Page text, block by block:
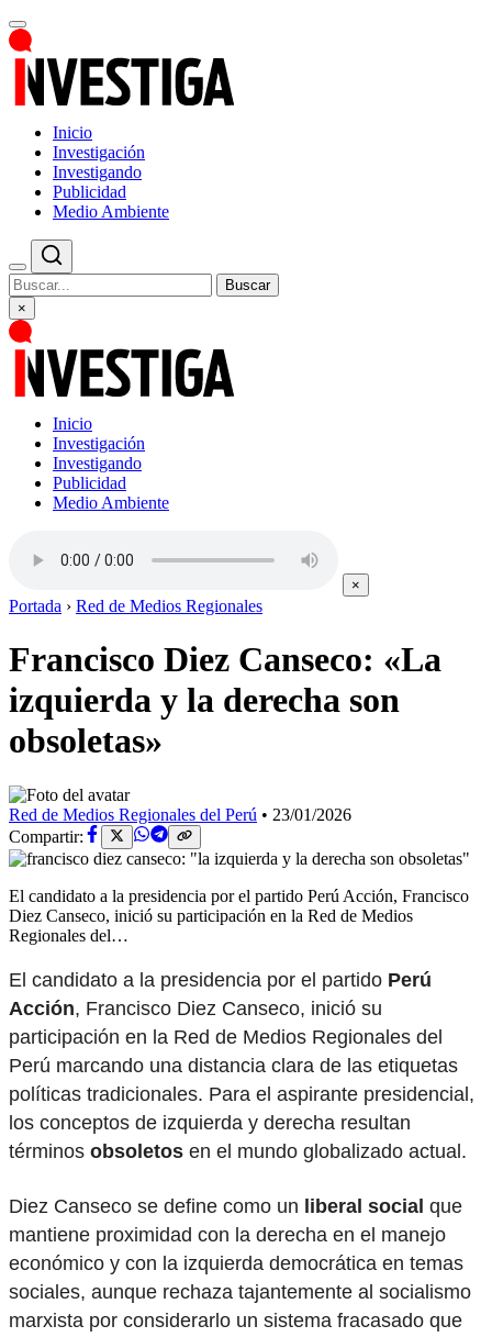
Inicio
Investigación
Investigando
Publicidad
Medio Ambiente
Buscar
×
Inicio
Investigación
Investigando
Publicidad
Medio Ambiente
×
Portada › Red de Medios Regionales
Francisco Diez Canseco: «La
izquierda y la derecha son
obsoletas»
Red de Medios Regionales del Perú • 23/01/2026
Compartir:
El candidato a la presidencia por el partido Perú Acción, Francisco
Diez Canseco, inició su participación en la Red de Medios
Regionales del…
El candidato a la presidencia por el partido Perú
Acción, Francisco Diez Canseco, inició su
participación en la Red de Medios Regionales del
Perú marcando una distancia clara de las etiquetas
políticas tradicionales. Para el aspirante presidencial,
los conceptos de izquierda y derecha resultan
términos obsoletos en el mundo globalizado actual.
Diez Canseco se define como un liberal social que
mantiene proximidad con la derecha en el manejo
económico y con la izquierda democrática en temas
sociales, aunque rechaza tajantemente al socialismo
marxista por considerarlo un sistema fracasado que